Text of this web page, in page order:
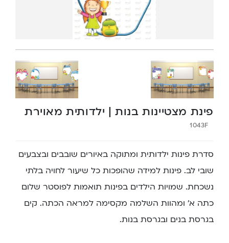
פינת מצטיינות בנות | ילדותית מאוירת
1043F
סדרת פינות ילדותית ומתוקה באיורים שובבים ובצבעים
שובי לב. פינות למידה שהופכות כל שיעור לחויה בלתי
נשכחת. שמויות הילדים בפינות תואמות לפוסטר שלום
כתה א’ ומהוות השלמה מקסימה למראה הכתה. קים
בגרסת בנים ובגרסת בנות.